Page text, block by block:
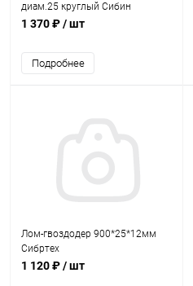
диам.25 круглый Сибин
1 370 ₽/ шт
Подробнее
Лом-гвоздодер 900*25*12мм
Сибртех
1 120 ₽/ шт